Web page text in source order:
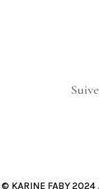
© KARINE FABY 2024